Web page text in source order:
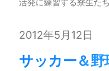
2012年5月12日
サッカー＆野